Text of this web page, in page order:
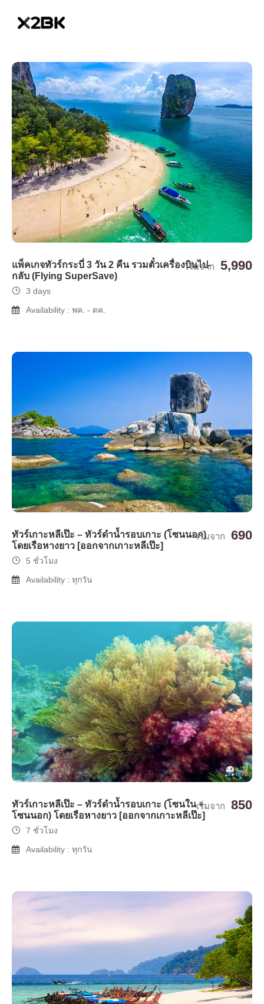
แพ็คเกจทัวร์กระบี่ 3 วัน 2 คืน รวมตั๋วเครื่องบินไป-
กลับ (Flying SuperSave)
เริ่มจาก 5,990
3 days
Availability : พค. - ตค.
ทัวร์เกาะหลีเป๊ะ – ทัวร์ดำน้ำรอบเกาะ (โซนนอก)
โดยเรือหางยาว [ออกจากเกาะหลีเป๊ะ]
เริ่มจาก 690
5 ชั่วโมง
Availability : ทุกวัน
ทัวร์เกาะหลีเป๊ะ – ทัวร์ดำน้ำรอบเกาะ (โซนใน +
โซนนอก) โดยเรือหางยาว [ออกจากเกาะหลีเป๊ะ]
เริ่มจาก 850
7 ชั่วโมง
Availability : ทุกวัน